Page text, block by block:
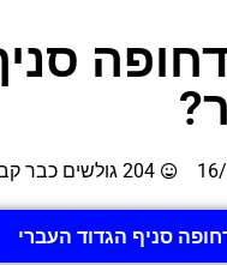
204 גולשים כבר קבעו תור
סניף הגדוד העברי